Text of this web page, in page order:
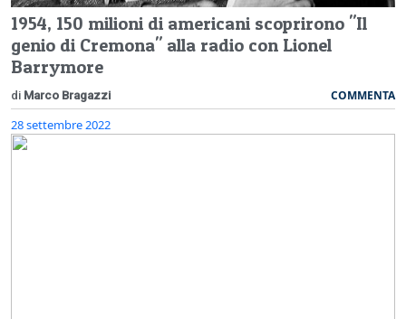
1954, 150 milioni di americani scoprirono "Il
genio di Cremona" alla radio con Lionel
Barrymore
di Marco Bragazzi COMMENTA
28 settembre 2022